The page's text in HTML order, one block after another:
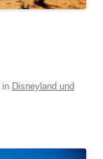
in Disneyland und